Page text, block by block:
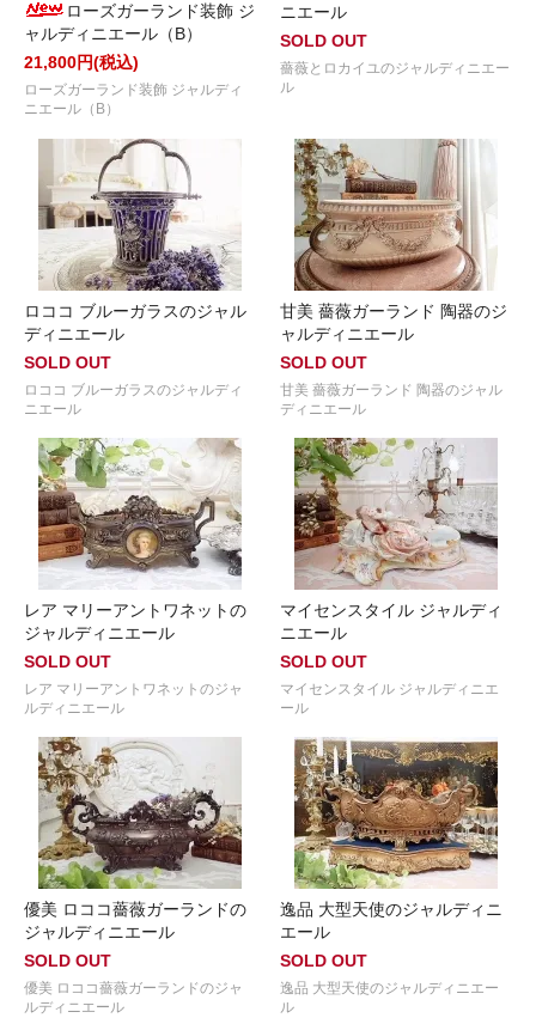
ローズガーランド装飾 ジ
ャルディニエール（B）
21,800円(税込)
ローズガーランド装飾 ジャルディ
ニエール（B）
ニエール
SOLD OUT
薔薇とロカイユのジャルディニエー
ル
ロココ ブルーガラスのジャル
ディニエール
SOLD OUT
ロココ ブルーガラスのジャルディ
ニエール
甘美 薔薇ガーランド 陶器のジ
ャルディニエール
SOLD OUT
甘美 薔薇ガーランド 陶器のジャル
ディニエール
レア マリーアントワネットの
ジャルディニエール
SOLD OUT
レア マリーアントワネットのジャ
ルディニエール
マイセンスタイル ジャルディ
ニエール
SOLD OUT
マイセンスタイル ジャルディニエ
ール
優美 ロココ薔薇ガーランドの
ジャルディニエール
SOLD OUT
優美 ロココ薔薇ガーランドのジャ
ルディニエール
逸品 大型天使のジャルディニ
エール
SOLD OUT
逸品 大型天使のジャルディニエー
ル